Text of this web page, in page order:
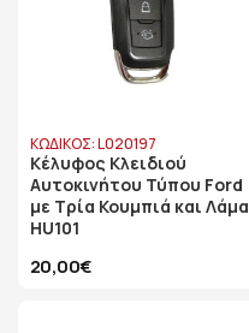
ΚΩΔΙΚΟΣ: L020197
Κέλυφος Κλειδιού
Αυτοκινήτου Τύπου Ford
με Τρία Κουμπιά και Λάμα
HU101
20,00€